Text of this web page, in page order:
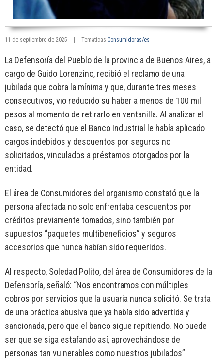
11 de septiembre de 2025 Temáticas Consumidoras/es
La Defensoría del Pueblo de la provincia de Buenos Aires, a
cargo de Guido Lorenzino, recibió el reclamo de una
jubilada que cobra la mínima y que, durante tres meses
consecutivos, vio reducido su haber a menos de 100 mil
pesos al momento de retirarlo en ventanilla. Al analizar el
caso, se detectó que el Banco Industrial le había aplicado
cargos indebidos y descuentos por seguros no
solicitados, vinculados a préstamos otorgados por la
entidad.
El área de Consumidores del organismo constató que la
persona afectada no solo enfrentaba descuentos por
créditos previamente tomados, sino también por
supuestos “paquetes multibeneficios” y seguros
accesorios que nunca habían sido requeridos.
Al respecto, Soledad Polito, del área de Consumidores de la
Defensoría, señaló: “Nos encontramos con múltiples
cobros por servicios que la usuaria nunca solicitó. Se trata
de una práctica abusiva que ya había sido advertida y
sancionada, pero que el banco sigue repitiendo. No puede
ser que se siga estafando así, aprovechándose de
personas tan vulnerables como nuestros jubilados”.